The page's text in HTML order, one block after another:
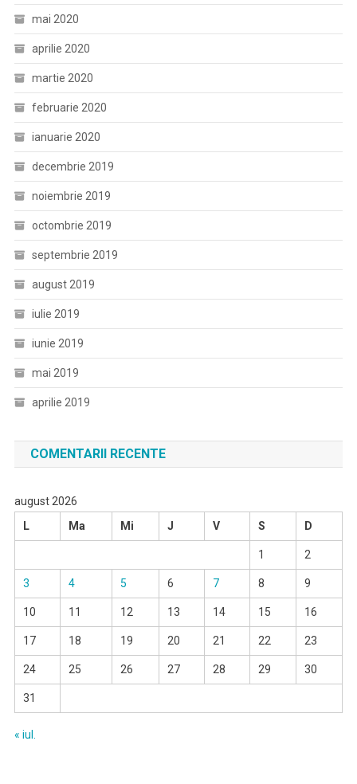
mai 2020
aprilie 2020
martie 2020
februarie 2020
ianuarie 2020
decembrie 2019
noiembrie 2019
octombrie 2019
septembrie 2019
august 2019
iulie 2019
iunie 2019
mai 2019
aprilie 2019
COMENTARII RECENTE
august 2026
L
Ma Mi J V S D
1 2
3 4 5 6 7 8 9
10 11 12 13 14 15 16
17 18 19 20 21 22 23
24 25 26 27 28 29 30
31
« iul.